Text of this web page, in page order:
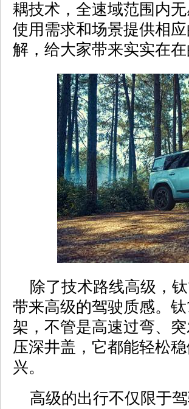
耦技术，全速域范围内
使用需求和场景提供相
解，给大家带来实实在
除了技术路线高级，钛
带来高级的驾驶质感。
架，不管是高速过弯、
压深井盖，它都能轻松
兴。
高级的出行不仅限于